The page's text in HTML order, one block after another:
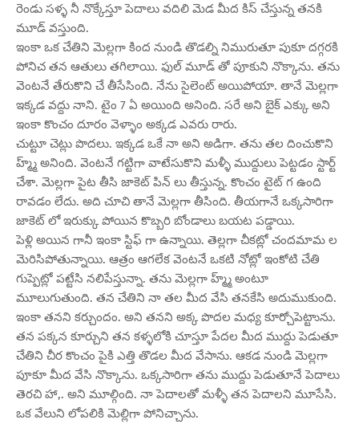
రెండు సళ్ళ నీ నొక్కేస్తూ పెదాలు వదిలి మెడ మీద కిస్ చేస్తున్న తనకి
మూడ్ వస్తుంది.
ఇంకా ఒక చేతిని మెల్లగా కింద నుండి తొడల్ని నిమురుతూ పుకూ దగ్గరకి
పోనిచ తన ఆతులు తగిలాయి. ఫుల్ మూడ్ తో పూకుని నొక్కాను. తను
వెంటనే తేరుకొని చే తీసేసింది. నేను సైలెంట్ అయిపోయా. తానే మెల్లగా
ఇక్కడ వద్దు నాని. టైం 7 ఏ అయింది అనింది. సరే అని బైక్ ఎక్కు అని
ఇంకా కొంచం దూరం వెళ్ళాం అక్కడ ఎవరు రారు.
చుట్టూ చెట్లు పొదలు. ఇక్కడ ఒకే నా అని అడిగా. తను తల దించుకొని
హ్మ్మ్ అనింది. వెంటనే గట్టిగా వాటేసుకొని మళ్ళీ ముద్దులు పెట్టడం స్టార్ట్
చేశా. మెల్లగా పైట తీసి జాకెట్ పిన్ లు తీస్తున్న. కొంచం టైట్ గ ఉంది
రావడం లేదు. అది చూచి తానే మెల్లగా తీసింది. తీయగానే ఒక్కసారిగా
జాకెట్ లో ఇరుక్కు పోయిన కొబ్బరి బోండాలు బయట పడ్డాయి.
పెళ్లి అయిన గానీ ఇంకా స్టిఫ్ గా ఉన్నాయి. తెల్లగా చీకట్లో చందమామ ల
మెరిసిపోతున్నాయి. ఆత్రం ఆగలేక వెంటనే ఒకటి నోట్లో ఇంకోటి చేతి
గుప్పెట్లో పట్టేసి నలిపేస్తున్నా. తను మెల్లగా హ్మ్మ్ అంటూ
మూలుగుతుంది. తన చేతిని నా తల మీద వేసి తనకేసి అదుముకుంది.
ఇంకా తనని కర్చుందం. అని తనని అక్క పొదల మధ్య కూర్చోపెట్టాును.
తన పక్కన కూర్చుని తన కళ్ళలోకి చూస్తూ పేదల మీద ముద్దు పెడుతూ
చేతిని చీర కొంచం పైకి ఎత్తి తొడల మీద వేసాను. ఆకడ నుండి మెల్లగా
పూకూ మీద వేసి నొక్కాను. ఒక్కసారిగా తను ముద్దు పెడుతూనే పెదాలు
తెరచి హా,. అని మూల్గింది. నా పెదాలతో మళ్ళీ తన పెదాలని మూసేసి.
ఒక వేలుని లోపలికి మెల్లిగా పోనిచ్చాను.